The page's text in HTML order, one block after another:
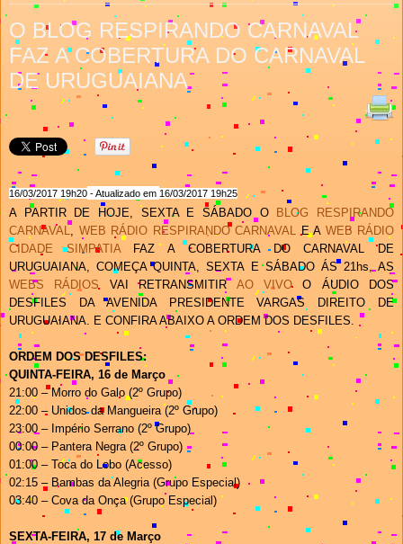
O BLOG RESPIRANDO CARNAVAL
FAZ A COBERTURA DO CARNAVAL
DE URUGUAIANA
16/03/2017 19h20 - Atualizado em 16/03/2017 19h25
APARTIR DE HOJE, SEXTA E SÁBADO O BLOG RESPIRANDO
CARNAVAL
WEB RÁDIO RESPIRANDO CARNAVAL EA WEB RÁDIO
CIDADE SIMPATIA
FAZ A COBERTURA DO CARNAVAL DE
URUGUAIANA , COMEÇA QUINTA, SEXTA E SÁBADO ÁS 21hs , AS
WEBS RÁDIOS VAI RETRANSMITIR AO VIVOO ÁUDIO DOS
DESFILES DA AVENIDA PRESIDENTE VARGAS DIREITO DE
URUGUAIANA. E CONFIRA ABAIXO A ORDEM DOS DESFILES.
ORDEM DOS DESFILES:
QUINTA-FEIRA, 16 de Março
21:00 – Morro do Galo (2º Grupo)
22:00 – Unidos da Mangueira (2º Grupo)
23:00 – Império Serrano (2º Grupo)
00:00 – Pantera Negra (2º Grupo)
01:00 – Toca do Lobo (Acesso)
02:15 – Bambas da Alegria (Grupo Especial)
03:40 – Cova da Onça (Grupo Especial)
SEXTA-FEIRA, 17 de Março